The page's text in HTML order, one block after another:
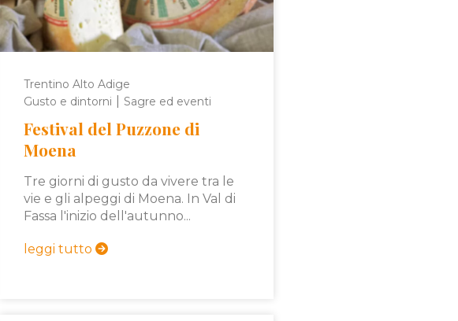
Trentino Alto Adige
Gusto e dintorni
Sagre ed eventi
Festival del Puzzone di
Moena
Tre giorni di gusto da vivere tra le
vie e gli alpeggi di Moena. In Val di
Fassa l'inizio dell'autunno...
leggi tutto